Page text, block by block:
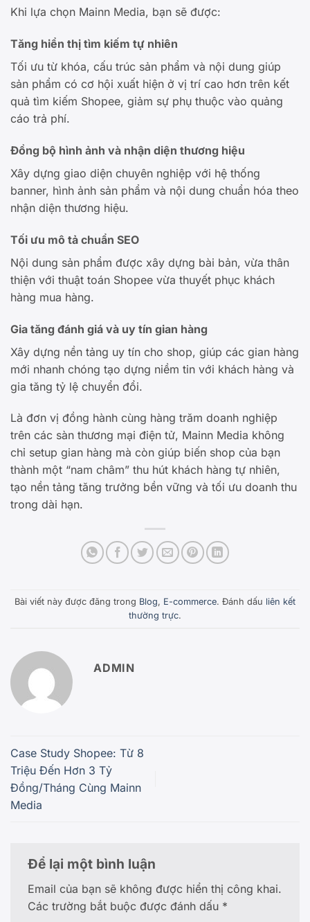
Khi lựa chọn Mainn Media, bạn sẽ được:
Tăng hiển thị tìm kiếm tự nhiên
Tối ưu từ khóa, cấu trúc sản phẩm và nội dung giúp
sản phẩm có cơ hội xuất hiện ở vị trí cao hơn trên kết
quả tìm kiếm Shopee, giảm sự phụ thuộc vào quảng
cáo trả phí.
Đồng bộ hình ảnh và nhận diện thương hiệu
Xây dựng giao diện chuyên nghiệp với hệ thống
banner, hình ảnh sản phẩm và nội dung chuẩn hóa theo
nhận diện thương hiệu.
Tối ưu mô tả chuẩn SEO
Nội dung sản phẩm được xây dựng bài bản, vừa thân
thiện với thuật toán Shopee vừa thuyết phục khách
hàng mua hàng.
Gia tăng đánh giá và uy tín gian hàng
Xây dựng nền tảng uy tín cho shop, giúp các gian hàng
mới nhanh chóng tạo dựng niềm tin với khách hàng và
gia tăng tỷ lệ chuyển đổi.
Là đơn vị đồng hành cùng hàng trăm doanh nghiệp
trên các sàn thương mại điện tử, Mainn Media không
chỉ setup gian hàng mà còn giúp biến shop của bạn
thành một “nam châm” thu hút khách hàng tự nhiên,
tạo nền tảng tăng trưởng bền vững và tối ưu doanh thu
trong dài hạn.
Bài viết này được đăng trong Blog, E-commerce. Đánh dấu liên kết
thường trực.
ADMIN
Case Study Shopee: Từ 8
Triệu Đến Hơn 3 Tỷ
Đồng/Tháng Cùng Mainn
Media
Để lại một bình luận
Email của bạn sẽ không được hiển thị công khai.
Các trường bắt buộc được đánh dấu *